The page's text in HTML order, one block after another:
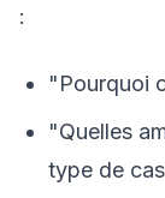
:
"Pourquoi
"Quelles
type de